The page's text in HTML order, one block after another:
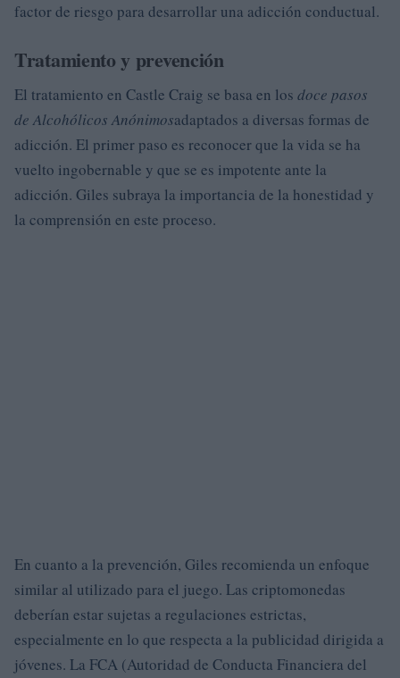
factor de riesgo para desarrollar una adicción conductual.
Tratamiento y prevención
El tratamiento en Castle Craig se basa en los doce pasos
de Alcohólicos Anónimosadaptados a diversas formas de
adicción. El primer paso es reconocer que la vida se ha
vuelto ingobernable y que se es impotente ante la
adicción. Giles subraya la importancia de la honestidad y
la comprensión en este proceso.
En cuanto a la prevención, Giles recomienda un enfoque
similar al utilizado para el juego. Las criptomonedas
deberían estar sujetas a regulaciones estrictas,
especialmente en lo que respecta a la publicidad dirigida a
jóvenes. La FCA (Autoridad de Conducta Financiera del